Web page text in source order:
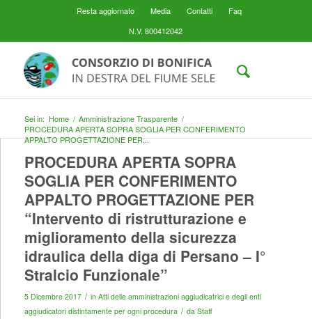
Resta aggiornato Media Contatti
Faq
N.V. 800412042
Sei in: Home / Amministrazione Trasparente /
PROCEDURA APERTA SOPRA SOGLIA PER CONFERIMENTO
APPALTO PROGETTAZIONE PER...
PROCEDURA APERTA SOPRA
SOGLIA PER CONFERIMENTO
APPALTO PROGETTAZIONE PER
“Intervento di ristrutturazione e
miglioramento della sicurezza
idraulica della diga di Persano – I°
Stralcio Funzionale”
5 Dicembre 2017 / in Atti delle amministrazioni aggiudicatrici e degli enti
aggiudicatori distintamente per ogni procedura / da Staff